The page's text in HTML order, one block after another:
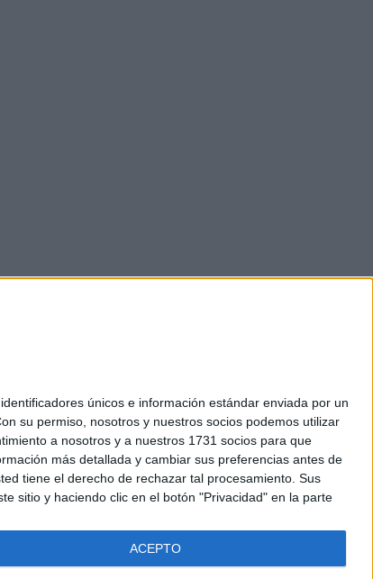
únicos e información estándar enviada por un
su permiso, nosotros y nuestros socios podemos utilizar
a nosotros y a nuestros 1731 socios para que
más detallada y cambiar sus preferencias antes de
tiene el derecho de rechazar tal procesamiento. Sus
sitio y haciendo clic en el botón "Privacidad" en la parte
ACEPTO
91 593 2767